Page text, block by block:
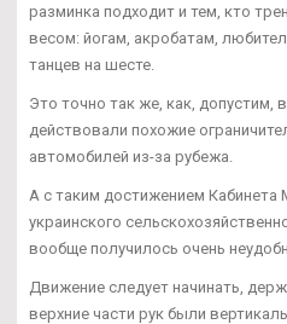
разминка подходит и тем, кто
весом: йогам, акробатам,
танцев на шесте.
Это точно так же, как, допустим,
действовали похожие
автомобилей из-за рубежа.
А с таким достижением Кабинета
украинского
вообще получилось очень
Движение следует начинать,
верхние части рук были